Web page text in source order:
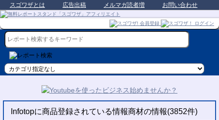
スゴワザとは 広告出稿 メルマガ読者増 お問い合わせ
Infotopに商品登録されている情報商材の情報(3852件)